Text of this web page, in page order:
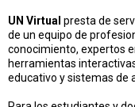
UN Virtual presta de
de un equipo de
conocimiento, expertos
herramientas
educativo y sistemas de